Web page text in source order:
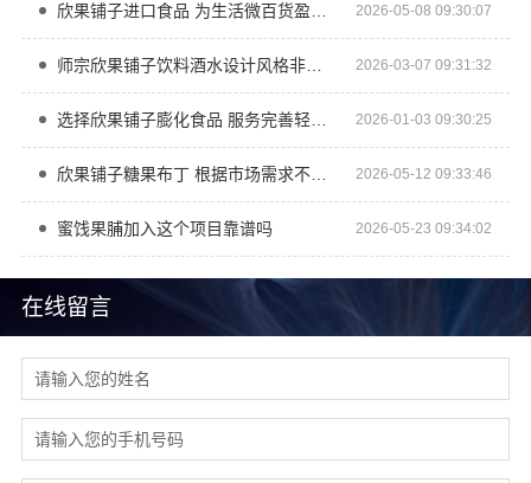
在线留言
欣果铺子进口食品 为生活微百货盈利做加法 2026-05-08 09:30:07
师宗欣果铺子饮料酒水设计风格非常独特 2026-03-07 09:31:32
选择欣果铺子膨化食品 服务完善轻松经营 2026-01-03 09:30:25
欣果铺子糖果布丁 根据市场需求不断进行改进 2026-05-12 09:33:46
蜜饯果脯加入这个项目靠谱吗 2026-05-23 09:34:02